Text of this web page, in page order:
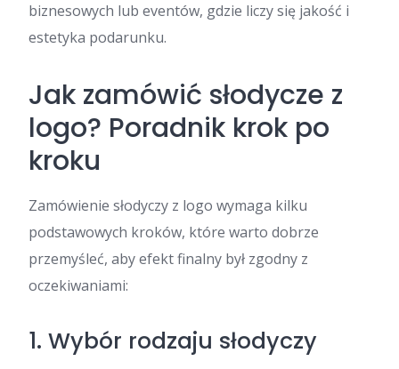
biznesowych lub eventów, gdzie liczy się jakość i
estetyka podarunku.
Jak zamówić słodycze z
logo? Poradnik krok po
kroku
Zamówienie słodyczy z logo wymaga kilku
podstawowych kroków, które warto dobrze
przemyśleć, aby efekt finalny był zgodny z
oczekiwaniami:
1. Wybór rodzaju słodyczy